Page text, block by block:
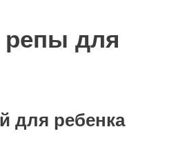
для
для ребенка